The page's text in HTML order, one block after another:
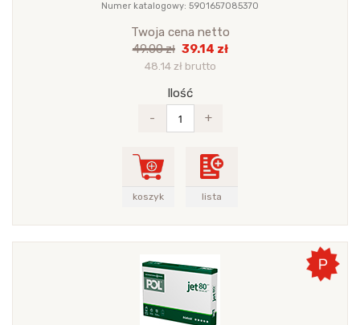
Numer katalogowy: 5901657085370
Twoja cena netto
49.00 zł 39.14 zł
48.14 zł brutto
Ilość
-
+
koszyk lista